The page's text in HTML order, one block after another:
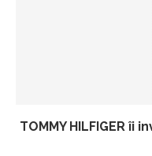
TOMMY HILFIGER îi